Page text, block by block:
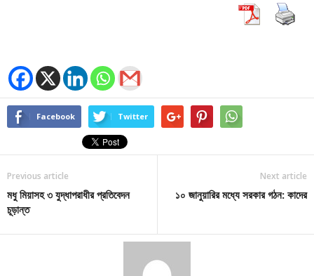
Facebook Twitter
Previous article
মধু মিয়াসহ ৩ যুদ্ধাপরাধীর প্রতিবেদন
চূড়ান্ত
Next article
১০ জানুয়ারির মধ্যে সরকার গঠন: কাদের